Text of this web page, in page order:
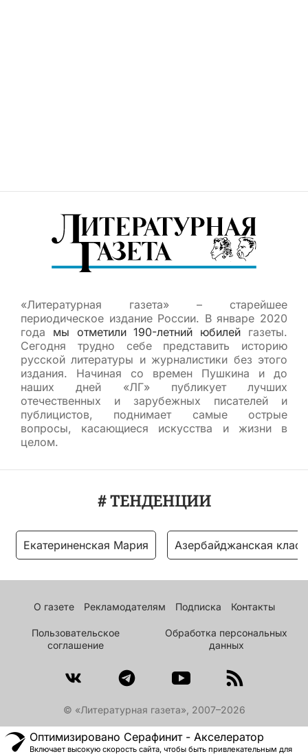
«Литературная газета» – старейшее
периодическое издание России. В январе 2020
года мы отметили 190-летний юбилей газеты.
Сегодня трудно себе представить историю
русской литературы и журналистики без этого
издания. Начиная со времен Пушкина и до
наших дней «ЛГ» публикует лучших
отечественных и зарубежных писателей и
публицистов, поднимает самые острые
вопросы, касающиеся искусства и жизни в
целом.
# ТЕНДЕНЦИИ
Екатериненская Мария Азербайджанская
О газете Рекламодателям Подписка Контакты
Пользовательское
соглашение
Обработка персональных
данных
© «Литературная газета», 2007–2026
Оптимизировано Серафинит - Акселератор
Включает высокую скорость сайта, чтобы быть привлекательным для